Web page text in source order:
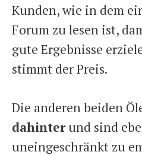
Kunden, wie in dem
Forum zu lesen ist,
gute Ergebnisse
stimmt der Preis.
Die anderen beiden
dahinterund sind
uneingeschränkt zu